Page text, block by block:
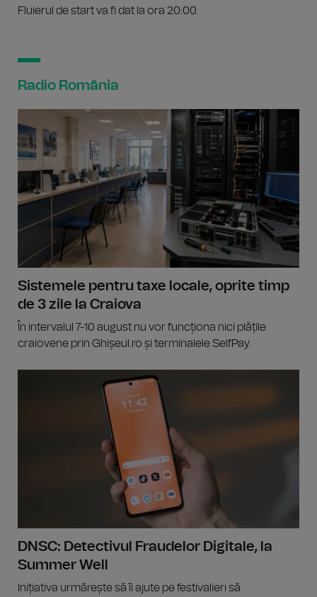
Fluierul de start va fi dat la ora 20:00.
Radio România
Sistemele pentru taxe locale, oprite timp
de 3 zile la Craiova
În intervalul 7-10 august nu vor funcționa nici plățile
craiovene prin Ghișeul.ro și terminalele SelfPay.
DNSC: Detectivul Fraudelor Digitale, la
Summer Well
Inițiativa urmărește să îi ajute pe festivalieri să